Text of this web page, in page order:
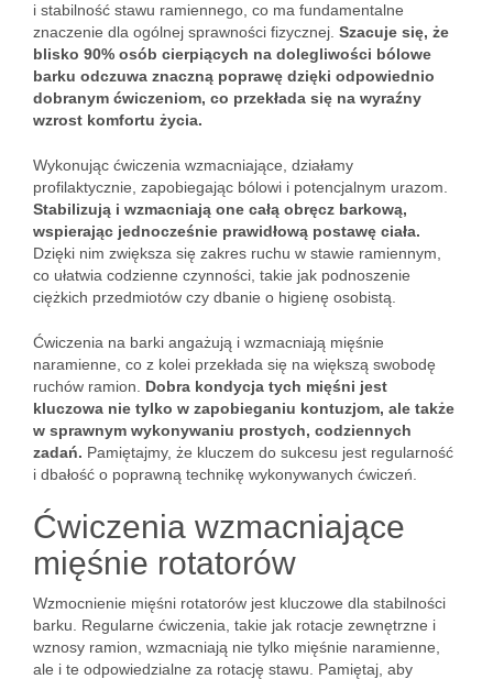
i stabilność stawu ramiennego, co ma fundamentalne
znaczenie dla ogólnej sprawności fizycznej. Szacuje się, że
blisko 90% osób cierpiących na dolegliwości bólowe
barku odczuwa znaczną poprawę dzięki odpowiednio
dobranym ćwiczeniom, co przekłada się na wyraźny
wzrost komfortu życia.
Wykonując ćwiczenia wzmacniające, działamy
profilaktycznie, zapobiegając bólowi i potencjalnym urazom.
Stabilizują i wzmacniają one całą obręcz barkową,
wspierając jednocześnie prawidłową postawę ciała.
Dzięki nim zwiększa się zakres ruchu w stawie ramiennym,
co ułatwia codzienne czynności, takie jak podnoszenie
ciężkich przedmiotów czy dbanie o higienę osobistą.
Ćwiczenia na barki angażują i wzmacniają mięśnie
naramienne, co z kolei przekłada się na większą swobodę
ruchów ramion. Dobra kondycja tych mięśni jest
kluczowa nie tylko w zapobieganiu kontuzjom, ale także
w sprawnym wykonywaniu prostych, codziennych
zadań. Pamiętajmy, że kluczem do sukcesu jest regularność
i dbałość o poprawną technikę wykonywanych ćwiczeń.
Ćwiczenia wzmacniające
mięśnie rotatorów
Wzmocnienie mięśni rotatorów jest kluczowe dla stabilności
barku. Regularne ćwiczenia, takie jak rotacje zewnętrzne i
wznosy ramion, wzmacniają nie tylko mięśnie naramienne,
ale i te odpowiedzialne za rotację stawu. Pamiętaj, aby